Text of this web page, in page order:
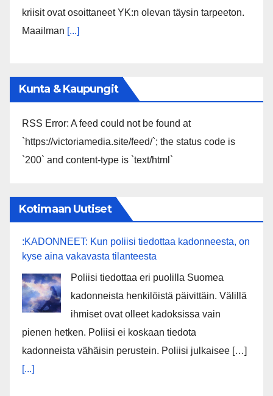
kriisit ovat osoittaneet YK:n olevan täysin tarpeeton.
Maailman [...]
Kunta & Kaupungit
RSS Error: A feed could not be found at
`https://victoriamedia.site/feed/`; the status code is
`200` and content-type is `text/html`
Kotimaan Uutiset
:KADONNEET: Kun poliisi tiedottaa kadonneesta, on
kyse aina vakavasta tilanteesta
Poliisi tiedottaa eri puolilla Suomea
kadonneista henkilöistä päivittäin. Välillä
ihmiset ovat olleet kadoksissa vain
pienen hetken. Poliisi ei koskaan tiedota
kadonneista vähäisin perustein. Poliisi julkaisee […]
[...]